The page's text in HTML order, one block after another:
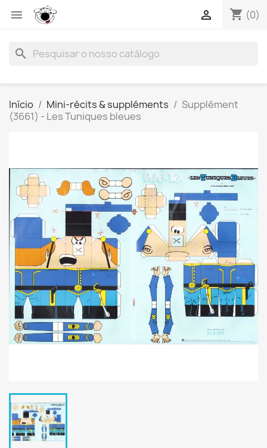
 shopping_cart (0)

search
Início Mini-récits & suppléments
Supplément
(3661) - Les Tuniques bleues